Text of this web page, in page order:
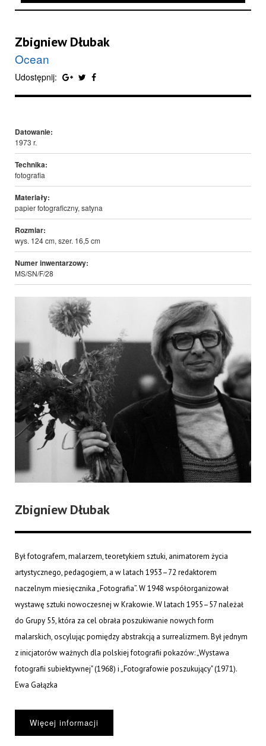
Zbigniew Dłubak
Ocean
Udostępnij:
Datowanie:
1973 r.
Technika:
fotografia
Materiały:
papier fotograficzny, satyna
Rozmiar:
wys. 124 cm, szer. 16,5 cm
Numer inwentarzowy:
MS/SN/F/28
Zbigniew Dłubak
Był fotografem, malarzem, teoretykiem sztuki, animatorem życia
artystycznego, pedagogiem, a w latach 1953–72 redaktorem
naczelnym miesięcznika „Fotografia”. W 1948 współorganizował
wystawę sztuki nowoczesnej w Krakowie. W latach 1955–57 należał
do Grupy 55, która za cel obrała poszukiwanie nowych form
malarskich, oscylując pomiędzy abstrakcją a surrealizmem. Był jednym
z inicjatorów ważnych dla polskiej fotografii pokazów: „Wystawa
fotografii subiektywnej" (1968) i „Fotografowie poszukujący" (1971).
Ewa Gałązka
Więcej informacji